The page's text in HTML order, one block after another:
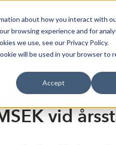
about how you interact with
browsing experience and for
we use, see our Privacy Policy.
will be used in your browser to
Accept
AB (publ)
vid